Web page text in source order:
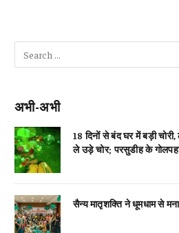
अभी-अभी
18 दिनों से बंद घर में बड़ी
ले उड़े चोर; परसुडीह के
सैन्य मातृशक्ति ने धूमधाम से